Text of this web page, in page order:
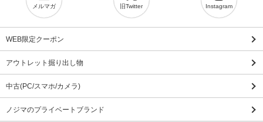
メルマガ 旧Twitter Instagram
WEB限定クーポン
アウトレット掘り出し物
中古(PC/スマホ/カメラ)
ノジマのプライベートブランド